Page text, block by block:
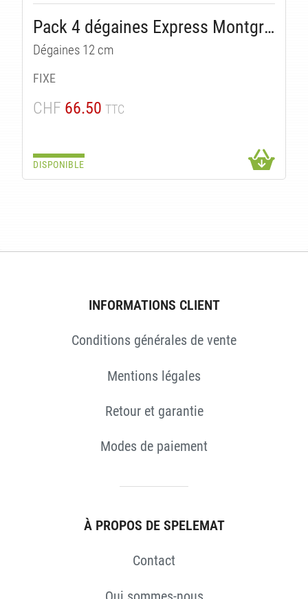
Pack 4 dégaines Express Montgrony
Dégaines 12 cm
FIXE
CHF 66.50 TTC
DISPONIBLE
INFORMATIONS CLIENT
Conditions générales de vente
Mentions légales
Retour et garantie
Modes de paiement
À PROPOS DE SPELEMAT
Contact